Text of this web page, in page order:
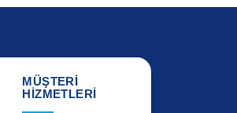
MÜŞTERİ
HİZMETLERİ